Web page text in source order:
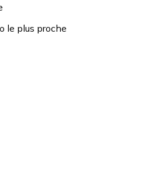
le plus proche